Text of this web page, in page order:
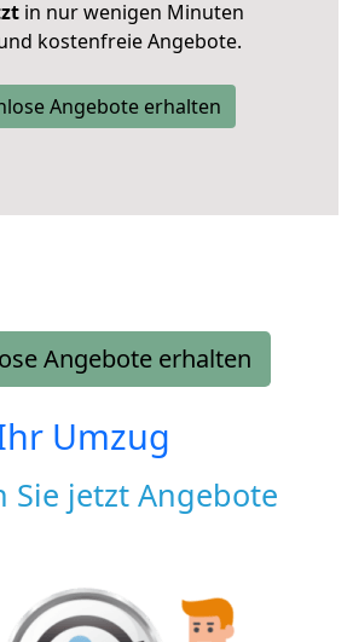
in nur wenigen Minuten
kostenfreie Angebote.
Angebote erhalten
Angebote erhalten
Umzug
Sie jetzt Angebote